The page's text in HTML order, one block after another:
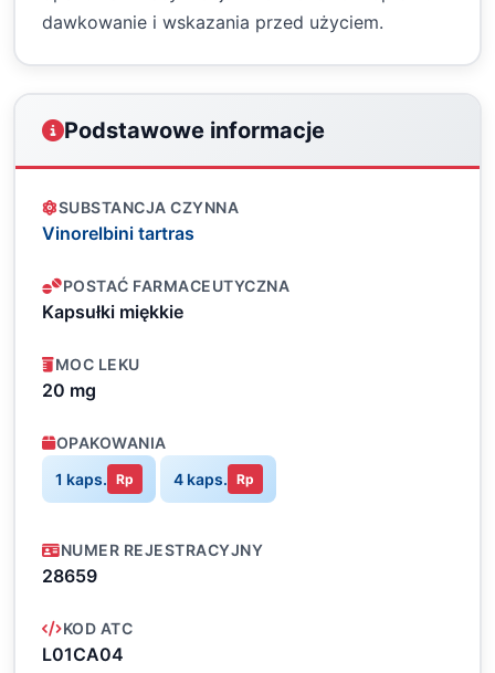
dawkowanie i wskazania przed użyciem.
Podstawowe informacje
SUBSTANCJA CZYNNA
Vinorelbini tartras
POSTAĆ FARMACEUTYCZNA
Kapsułki miękkie
MOC LEKU
20 mg
OPAKOWANIA
1 kaps. Rp 4 kaps. Rp
NUMER REJESTRACYJNY
28659
KOD ATC
L01CA04